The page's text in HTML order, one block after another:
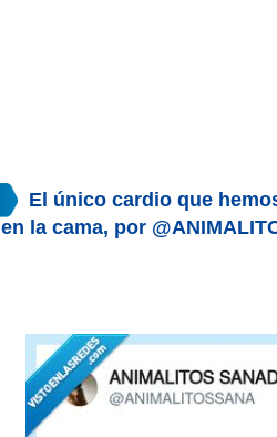
El único cardio que
en la cama, por